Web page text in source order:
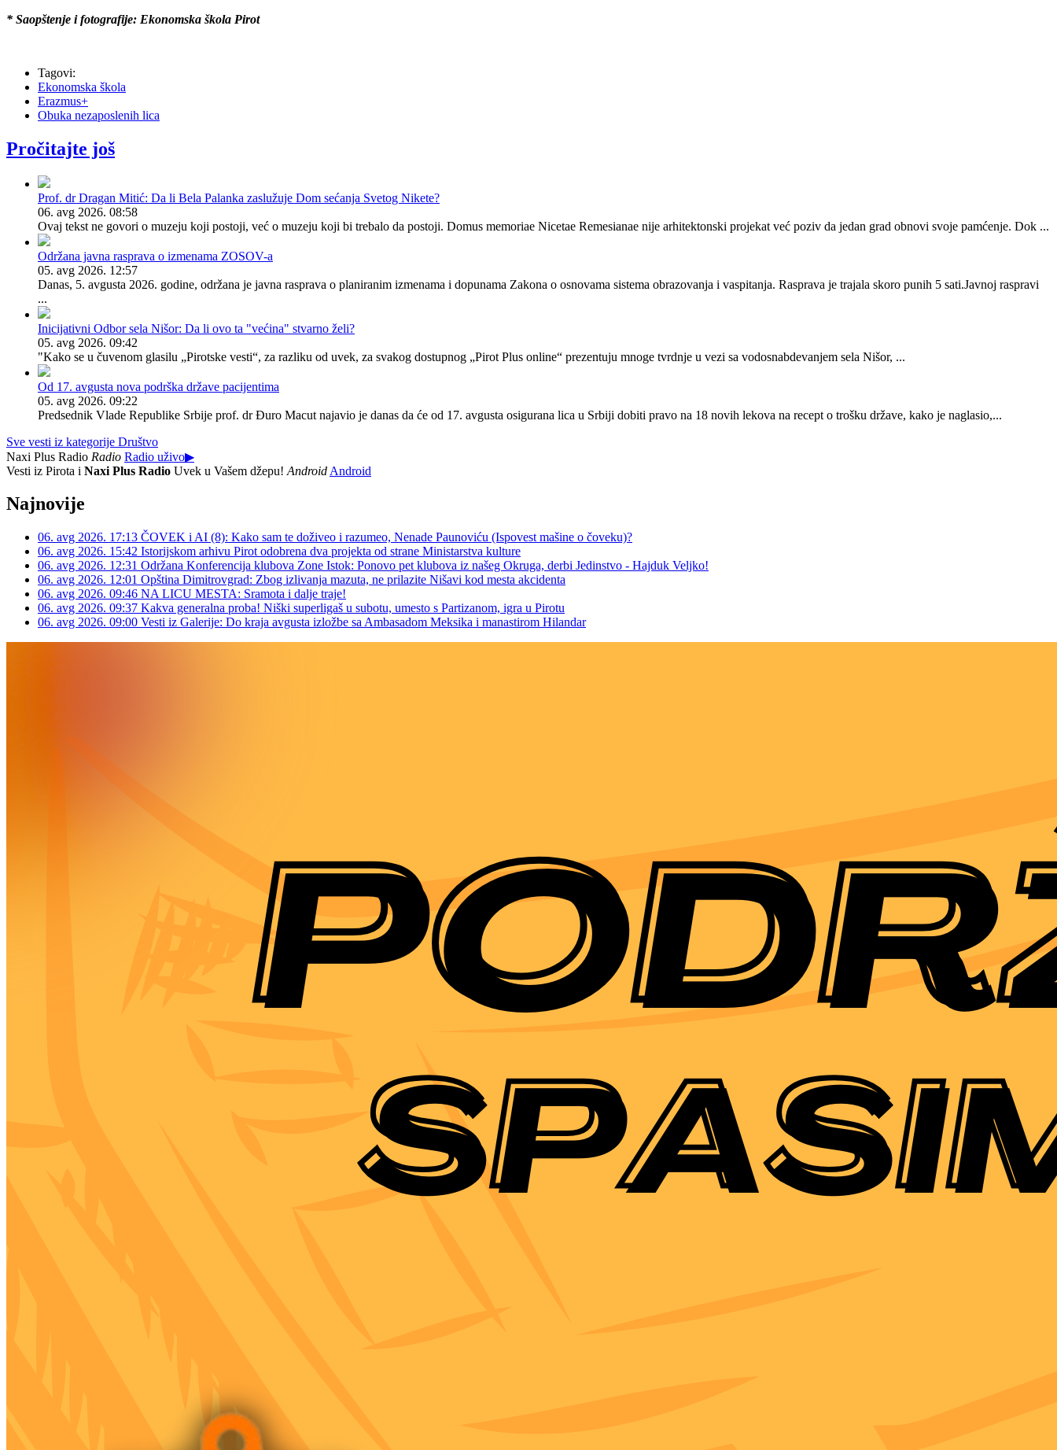
* Saopštenje i fotografije: Ekonomska škola Pirot
Tagovi:
Ekonomska škola
Erazmus+
Obuka nezaposlenih lica
Pročitajte još
Prof. dr Dragan Mitić: Da li Bela Palanka zaslužuje Dom sećanja Svetog Nikete?
06. avg 2026. 08:58
Ovaj tekst ne govori o muzeju koji postoji, već o muzeju koji bi trebalo da postoji. Domus memoriae Nicetae Remesianae nije arhitektonski projekat već poziv da jedan grad obnovi svoje pamćenje. Dok ...
Održana javna rasprava o izmenama ZOSOV-a
05. avg 2026. 12:57
Danas, 5. avgusta 2026. godine, održana je javna rasprava o planiranim izmenama i dopunama Zakona o osnovama sistema obrazovanja i vaspitanja. Rasprava je trajala skoro punih 5 sati.Javnoj raspravi
...
Inicijativni Odbor sela Nišor: Da li ovo ta "većina" stvarno želi?
05. avg 2026. 09:42
"Kako se u čuvenom glasilu „Pirotske vesti“, za razliku od uvek, za svakog dostupnog „Pirot Plus online“ prezentuju mnoge tvrdnje u vezi sa vodosnabdevanjem sela Nišor, ...
Od 17. avgusta nova podrška države pacijentima
05. avg 2026. 09:22
Predsednik Vlade Republike Srbije prof. dr Đuro Macut najavio je danas da će od 17. avgusta osigurana lica u Srbiji dobiti pravo na 18 novih lekova na recept o trošku države, kako je naglasio,...
Sve vesti iz kategorije Društvo
Naxi Plus Radio Radio Radio uživo▶
Vesti iz Pirota i Naxi Plus Radio Uvek u Vašem džepu! Android Android
Najnovije
06. avg 2026. 17:13 ČOVEK i AI (8): Kako sam te doživeo i razumeo, Nenade Paunoviću (Ispovest mašine o čoveku)?
06. avg 2026. 15:42 Istorijskom arhivu Pirot odobrena dva projekta od strane Ministarstva kulture
06. avg 2026. 12:31 Održana Konferencija klubova Zone Istok: Ponovo pet klubova iz našeg Okruga, derbi Jedinstvo - Hajduk Veljko!
06. avg 2026. 12:01 Opština Dimitrovgrad: Zbog izlivanja mazuta, ne prilazite Nišavi kod mesta akcidenta
06. avg 2026. 09:46 NA LICU MESTA: Sramota i dalje traje!
06. avg 2026. 09:37 Kakva generalna proba! Niški superligaš u subotu, umesto s Partizanom, igra u Pirotu
06. avg 2026. 09:00 Vesti iz Galerije: Do kraja avgusta izložbe sa Ambasadom Meksika i manastirom Hilandar